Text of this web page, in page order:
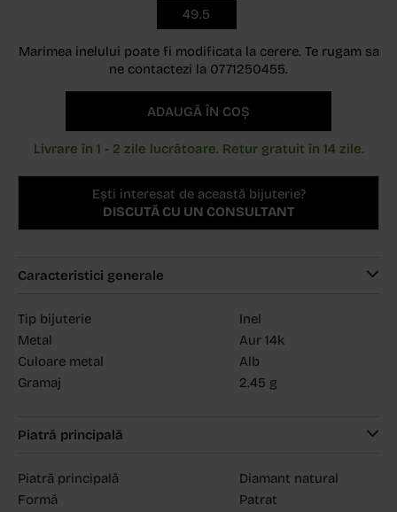
49.5
Marimea inelului poate fi modificata la cerere. Te rugam sa
ne contactezi la 0771250455.
ADAUGĂ ÎN COȘ
Livrare în 1 - 2 zile lucrătoare. Retur gratuit în 14 zile.
Ești interesat de această bijuterie?
DISCUTĂ CU UN CONSULTANT
Caracteristici generale
Tip bijuterie
Inel
Metal
Aur 14k
Culoare metal
Alb
Gramaj
2.45 g
Piatră principală
Piatră principală
Diamant natural
Formă
Patrat